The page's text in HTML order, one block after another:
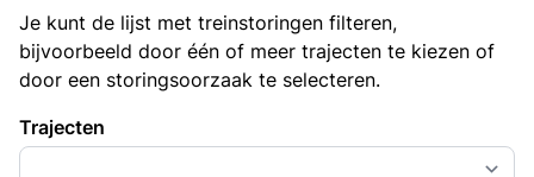
Je kunt de lijst met treinstoringen filteren,
bijvoorbeeld door één of meer trajecten te kiezen of
door een storingsoorzaak te selecteren.
Trajecten